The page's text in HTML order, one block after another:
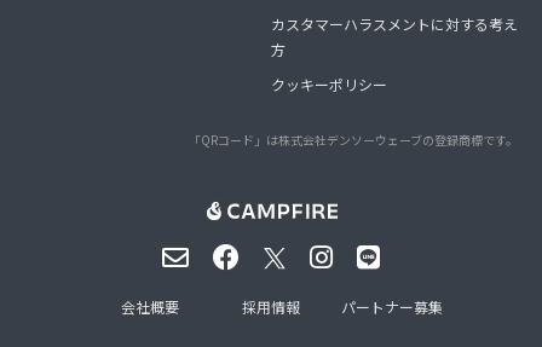
カスタマーハラスメントに対する考え
方
クッキーポリシー
「QRコード」は株式会社デンソーウェーブの登録商標です。
会社概要 採用情報 パートナー募集